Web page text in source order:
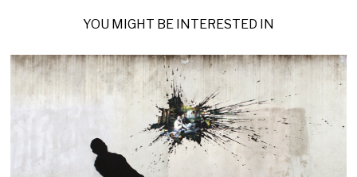
YOU MIGHT BE INTERESTED IN